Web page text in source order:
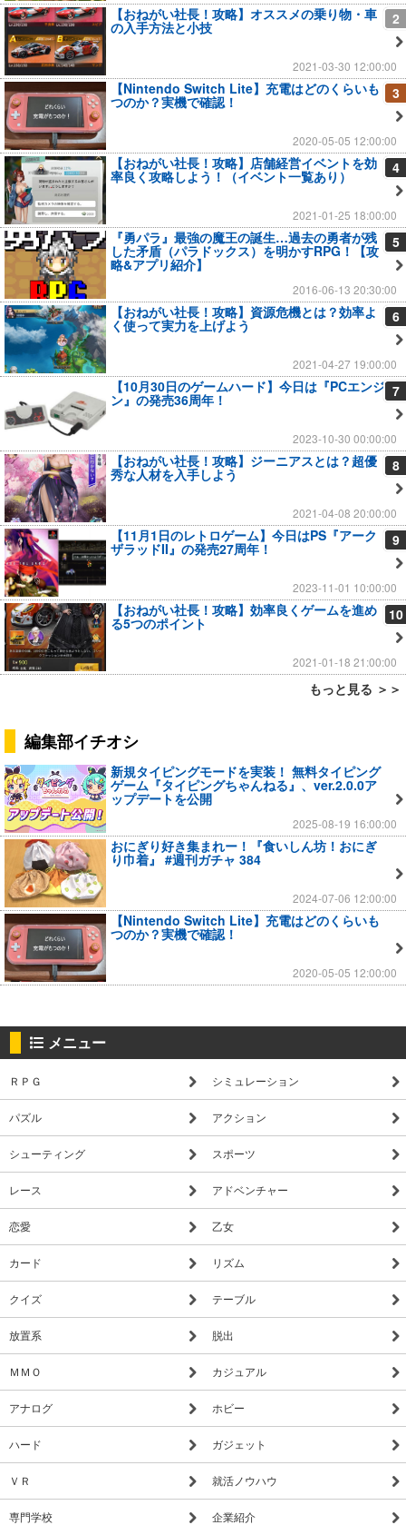
2
【おねがい社長！攻略】オススメの乗り物・車
の入手方法と小技
2021-03-30 12:00:00
3
【Nintendo Switch Lite】充電はどのくらいも
つのか？実機で確認！
2020-05-05 12:00:00
4
【おねがい社長！攻略】店舗経営イベントを効
率良く攻略しよう！（イベント一覧あり）
2021-01-25 18:00:00
5
『勇パラ』最強の魔王の誕生…過去の勇者が残
した矛盾（パラドックス）を明かすRPG！【攻
略&アプリ紹介】
2016-06-13 20:30:00
6
【おねがい社長！攻略】資源危機とは？効率よ
く使って実力を上げよう
2021-04-27 19:00:00
7
【10月30日のゲームハード】今日は『PCエンジ
ン』の発売36周年！
2023-10-30 00:00:00
8
【おねがい社長！攻略】ジーニアスとは？超優
秀な人材を入手しよう
2021-04-08 20:00:00
9
【11月1日のレトロゲーム】今日はPS『アーク
ザラッドII』の発売27周年！
2023-11-01 10:00:00
10
【おねがい社長！攻略】効率良くゲームを進め
る5つのポイント
2021-01-18 21:00:00
もっと見る ＞＞
編集部イチオシ
新規タイピングモードを実装！ 無料タイピング
ゲーム『タイピングちゃんねる』、ver.2.0.0ア
ップデートを公開
2025-08-19 16:00:00
おにぎり好き集まれー！『食いしん坊！おにぎ
り巾着』 #週刊ガチャ 384
2024-07-06 12:00:00
【Nintendo Switch Lite】充電はどのくらいも
つのか？実機で確認！
2020-05-05 12:00:00
メニュー
ＲＰＧ シミュレーション
パズル アクション
シューティング スポーツ
レース アドベンチャー
恋愛 乙女
カード リズム
クイズ テーブル
放置系 脱出
ＭＭＯ カジュアル
アナログ ホビー
ハード ガジェット
ＶＲ 就活ノウハウ
専門学校 企業紹介